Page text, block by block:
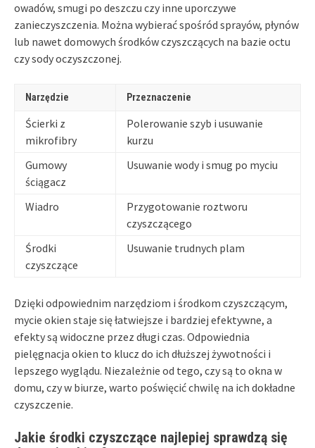
owadów, smugi po deszczu czy inne uporczywe
zanieczyszczenia. Można wybierać spośród sprayów, płynów
lub nawet domowych środków czyszczących na bazie octu
czy sody oczyszczonej.
Narzędzie Przeznaczenie
Ścierki z
mikrofibry
Polerowanie szyb i usuwanie
kurzu
Gumowy
ściągacz
Usuwanie wody i smug po myciu
Wiadro
Przygotowanie roztworu
czyszczącego
Środki
czyszczące
Usuwanie trudnych plam
Dzięki odpowiednim narzędziom i środkom czyszczącym,
mycie okien staje się łatwiejsze i bardziej efektywne, a
efekty są widoczne przez długi czas. Odpowiednia
pielęgnacja okien to klucz do ich dłuższej żywotności i
lepszego wyglądu. Niezależnie od tego, czy są to okna w
domu, czy w biurze, warto poświęcić chwilę na ich dokładne
czyszczenie.
Jakie środki czyszczące najlepiej sprawdzą się